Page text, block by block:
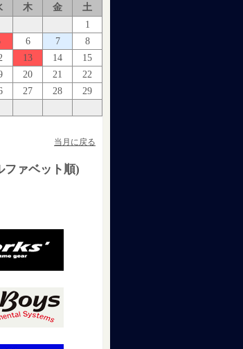
木 金
土
1
6 7
8
13 14
15
20 21
22
27 28
29
当月に戻る
ファベット順)